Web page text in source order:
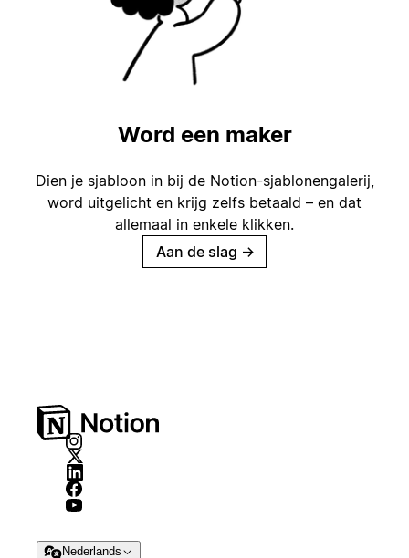
Word een maker
Dien je sjabloon in bij de Notion-sjablonengalerij,
word uitgelicht en krijg zelfs betaald – en dat
allemaal in enkele klikken.
Aan de slag →
Nederlands